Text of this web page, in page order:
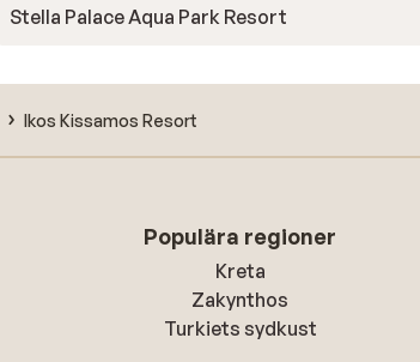
Stella Palace Aqua Park Resort
Ikos Kissamos Resort
Populära regioner
Kreta
Zakynthos
Turkiets sydkust